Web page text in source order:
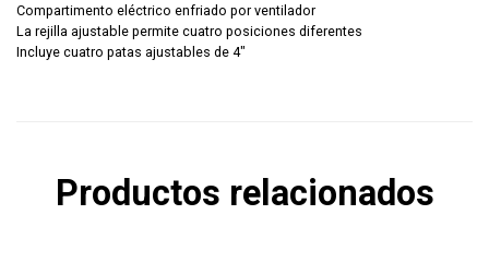
Compartimento eléctrico enfriado por ventilador
La rejilla ajustable permite cuatro posiciones diferentes
Incluye cuatro patas ajustables de 4″
Productos relacionados